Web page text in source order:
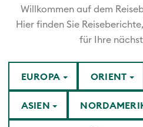
Willkommen auf dem
Hier finden Sie
für Ihre
ASIEN
EUROPA ORIENT